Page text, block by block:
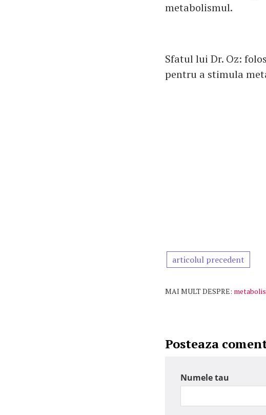
metabolismul.
Sfatul lui Dr. Oz:
pentru a stimula
articolul precedent
MAI MULT DESPRE:
Posteaza
Numele tau